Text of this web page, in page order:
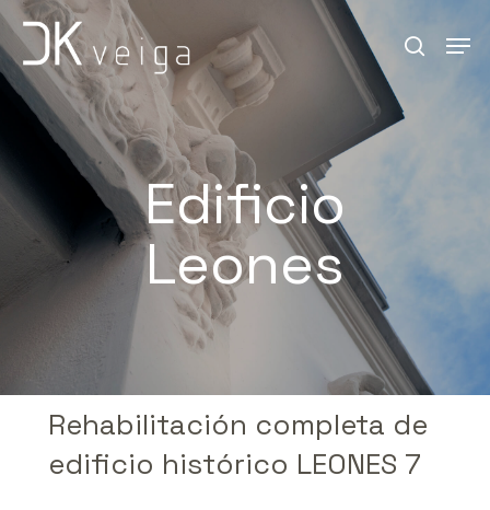
Skip
to
main
content
search
Edificio
Leones
Rehabilitación completa de
edificio histórico LEONES 7